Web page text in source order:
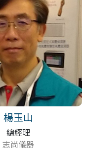
楊玉山
總經理
志尚儀器